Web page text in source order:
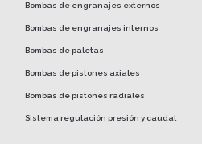
Bombas de engranajes externos
Bombas de engranajes internos
Bombas de paletas
Bombas de pistones axiales
Bombas de pistones radiales
Sistema regulación presión y caudal